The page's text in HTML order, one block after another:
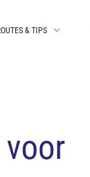
& TIPS